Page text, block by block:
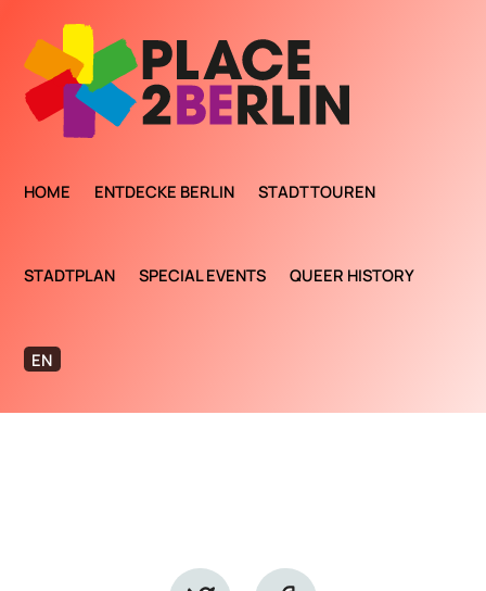
HOME ENTDECKE BERLIN STADTTOUREN
STADTPLAN SPECIAL EVENTS QUEER HISTORY
EN